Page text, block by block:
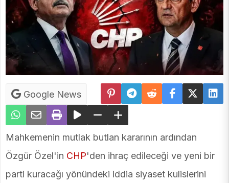
Google News
Mahkemenin mutlak butlan kararının ardından
Özgür Özel'in CHP'den ihraç edileceği ve yeni bir
parti kuracağı yönündeki iddia siyaset kulislerini